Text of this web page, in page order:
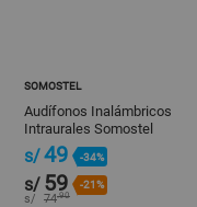
SOMOSTEL
Audífonos Inalámbricos
Intraurales Somostel
Modelo J44 Blanco ABS
s/49 -34%
s/ 59 -21%
s/ 74.90